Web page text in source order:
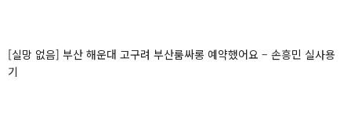
[실망 없음] 부산 해운대 고구려 부산룸싸롱 예약했어요 – 손흥민 실사용
기